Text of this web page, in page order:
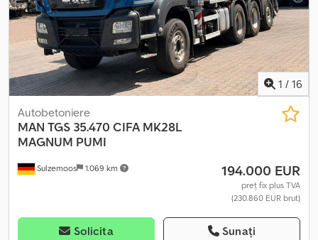
responsabilitatea pentru eventualele erori. Se rezervă dreptul de
vânzare anterioară. Vânzarea se face doar către clienți comerciali.
Fotografiile au fost editate doar în scopul protejării clienților.
1 / 16
Sulzemoos 1.069 km
Autobetoniere
MAN TGS 35.470 CIFA MK28L
MAGNUM PUMI
194.000 EUR
preț fix plus TVA
(230.860 EUR brut)
Solicita Sunați